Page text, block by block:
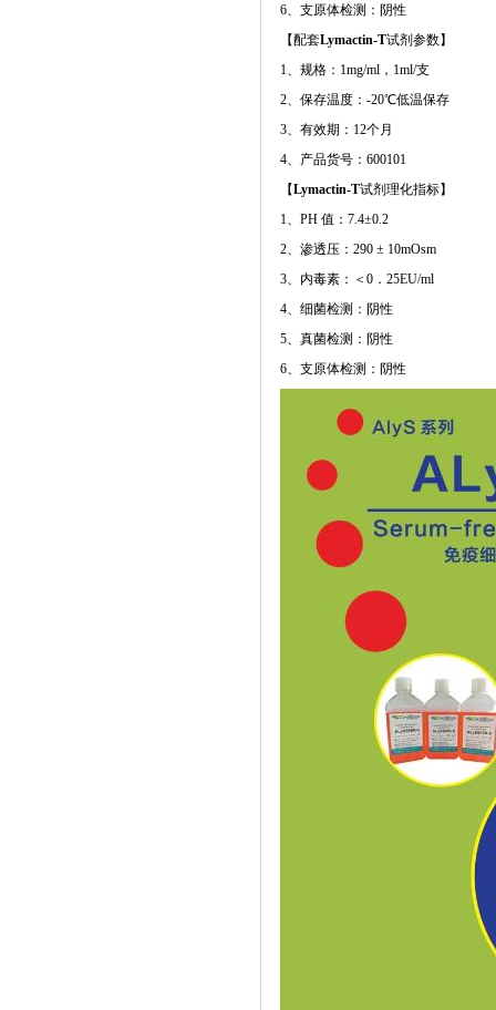
6、支原体检测：阴性
【配套Lymactin-T试剂参数】
1、规格：1mg/ml，1ml/支
2、保存温度：-20℃低温保存
3、有效期：12个月
4、产品货号：600101
【Lymactin-T试剂理化指标】
1、PH 值：7.4±0.2
2、渗透压：290 ± 10mOsm
3、内毒素：＜0．25EU/ml
4、细菌检测：阴性
5、真菌检测：阴性
6、支原体检测：阴性